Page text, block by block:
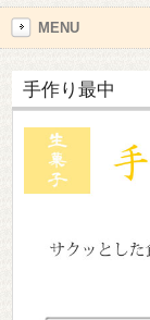
MENU
手作り最中